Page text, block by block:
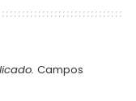
Campos